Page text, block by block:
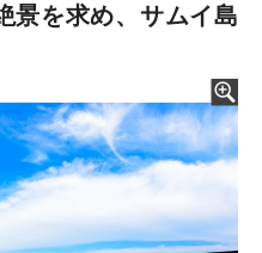
景を求め、サムイ島